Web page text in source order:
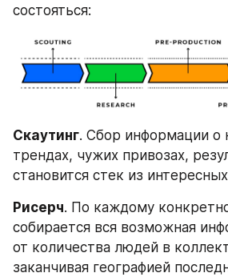
состояться:
Скаутинг. Сбор информации о
трендах, чужих привозах,
становится стек из
Рисерч. По каждому
собирается вся возможная
от количества людей в
заканчивая географией